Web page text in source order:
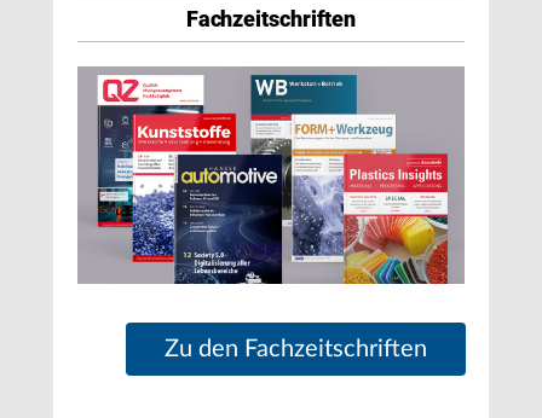
Fachzeitschriften
Zu den Fachzeitschriften